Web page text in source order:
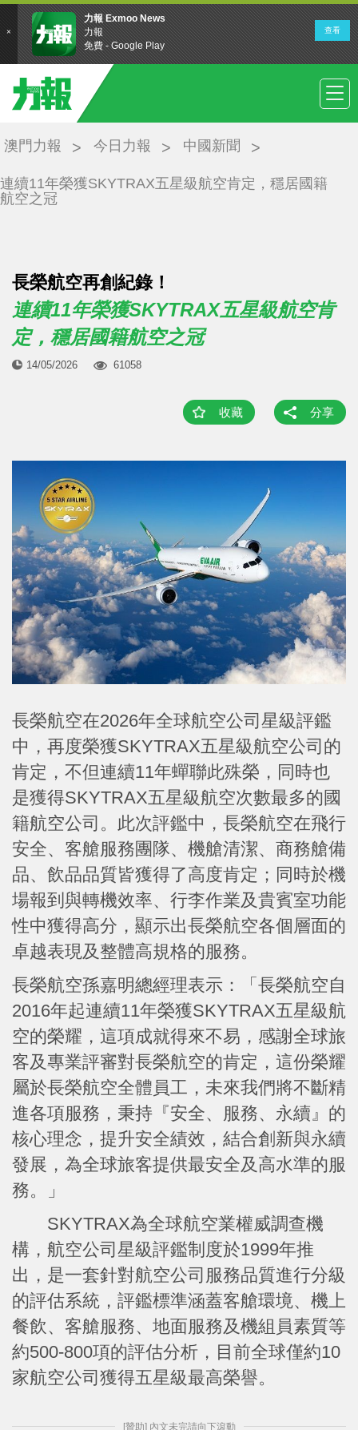
澳門力報 今日力報 中國新聞
連續11年榮獲SKYTRAX五星級航空肯定，穩居國籍
航空之冠
長榮航空再創紀錄！
連續11年榮獲SKYTRAX五星級航空肯
定，穩居國籍航空之冠
14/05/2026 61058
收藏 分享
長榮航空在2026年全球航空公司星級評鑑
中，再度榮獲SKYTRAX五星級航空公司的
肯定，不但連續11年蟬聯此殊榮，同時也
是獲得SKYTRAX五星級航空次數最多的國
籍航空公司。此次評鑑中，長榮航空在飛行
安全、客艙服務團隊、機艙清潔、商務艙備
品、飲品品質皆獲得了高度肯定；同時於機
場報到與轉機效率、行李作業及貴賓室功能
性中獲得高分，顯示出長榮航空各個層面的
卓越表現及整體高規格的服務。
長榮航空孫嘉明總經理表示：「長榮航空自
2016年起連續11年榮獲SKYTRAX五星級航
空的榮耀，這項成就得來不易，感謝全球旅
客及專業評審對長榮航空的肯定，這份榮耀
屬於長榮航空全體員工，未來我們將不斷精
進各項服務，秉持『安全、服務、永續』的
核心理念，提升安全績效，結合創新與永續
發展，為全球旅客提供最安全及高水準的服
務。」
SKYTRAX為全球航空業權威調查機
構，航空公司星級評鑑制度於1999年推
出，是一套針對航空公司服務品質進行分級
的評估系統，評鑑標準涵蓋客艙環境、機上
餐飲、客艙服務、地面服務及機組員素質等
約500-800項的評估分析，目前全球僅約10
家航空公司獲得五星級最高榮譽。
[贊助] 內文未完請向下滾動